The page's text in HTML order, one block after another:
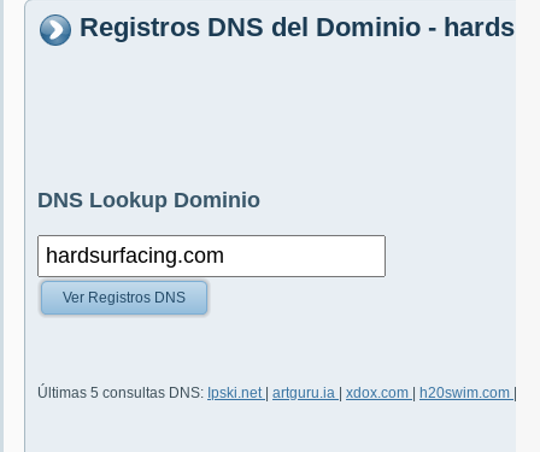
Registros DNS del Dominio -
DNS Lookup Dominio
Ver Registros DNS
Últimas 5 consultas DNS: Ipski.net artguru.ia xdox.com h20swim.com